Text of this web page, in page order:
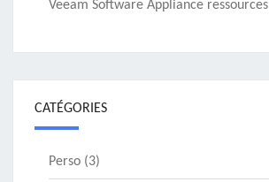
Veeam Software Appliance ressources
CATÉGORIES
Perso (3)